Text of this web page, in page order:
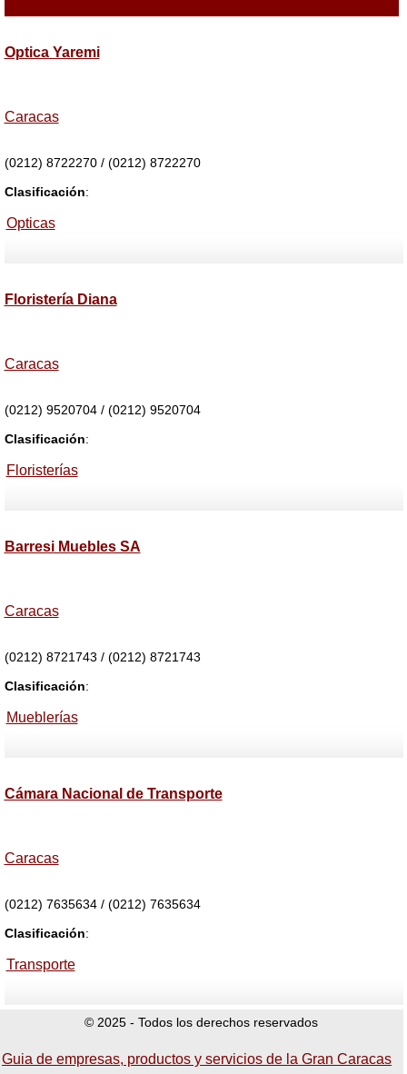
Optica Yaremi
Caracas
(0212) 8722270 / (0212) 8722270
Clasificación:
Opticas
Floristería Diana
Caracas
(0212) 9520704 / (0212) 9520704
Clasificación:
Floristerías
Barresi Muebles SA
Caracas
(0212) 8721743 / (0212) 8721743
Clasificación:
Mueblerías
Cámara Nacional de Transporte
Caracas
(0212) 7635634 / (0212) 7635634
Clasificación:
Transporte
© 2025 - Todos los derechos reservados
Guia de empresas, productos y servicios de la Gran Caracas